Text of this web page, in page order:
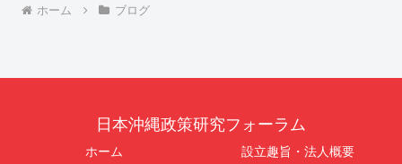
ホーム ブログ
日本沖縄政策研究フォーラム
ホーム
設立趣旨・法人概要